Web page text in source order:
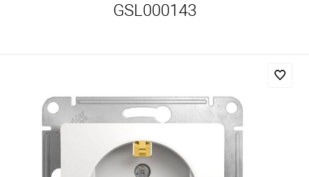
GSL000143